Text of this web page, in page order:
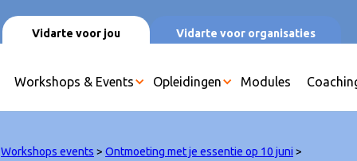
Vidarte voor jou Vidarte voor organisaties
Workshops & Events Opleidingen Modules
Workshops events > Ontmoeting met je essentie op 10 juni >